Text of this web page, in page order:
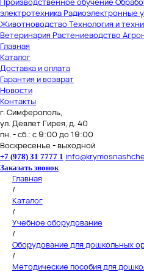
электротехникаРадиоэлектронные
ЖивотноводствоТехнология и
ВетеринарияРастениеводство
Главная
Каталог
Доставка и оплата
Гарантия и возврат
Новости
Контакты
г. Симферополь,
ул. Девлет Гирея, д. 40
пн. - сб.: с 9:00 до 19:00
Воскресенье - выходной
+7 (978) 31 7777 1
Заказать звонок
Главная
/
Каталог
/
Учебное оборудование
/
Оборудование для дошкольных
/
Методические пособия для